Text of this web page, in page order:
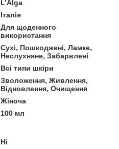
L’Alga
Італія
Для щоденного
використання
Сухі, Пошкоджені, Ламке,
Неслухняне, Забарвлені
Всі типи шкіри
Зволоження, Живлення,
Відновлення, Очищення
Жіноча
100 мл
Ні